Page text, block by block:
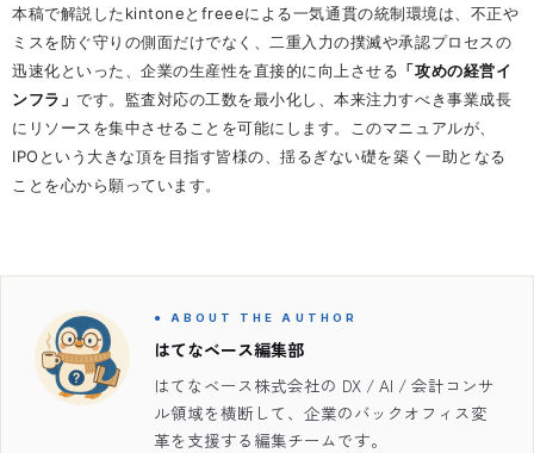
本稿で解説したkintoneとfreeeによる一気通貫の統制環境は、不正や
ミスを防ぐ守りの側面だけでなく、二重入力の撲滅や承認プロセスの
迅速化といった、企業の生産性を直接的に向上させる 「攻めの経営イ
ンフラ」です。監査対応の工数を最小化し、本来注力すべき事業成長
にリソースを集中させることを可能にします。このマニュアルが、
IPOという大きな頂を目指す皆様の、揺るぎない礎を築く一助となる
ことを心から願っています。
● ABOUT THE AUTHOR
はてなベース編集部
はてなベース株式会社の DX / AI / 会計コンサ
ル領域を横断して、企業のバックオフィス変
革を支援する編集チームです。